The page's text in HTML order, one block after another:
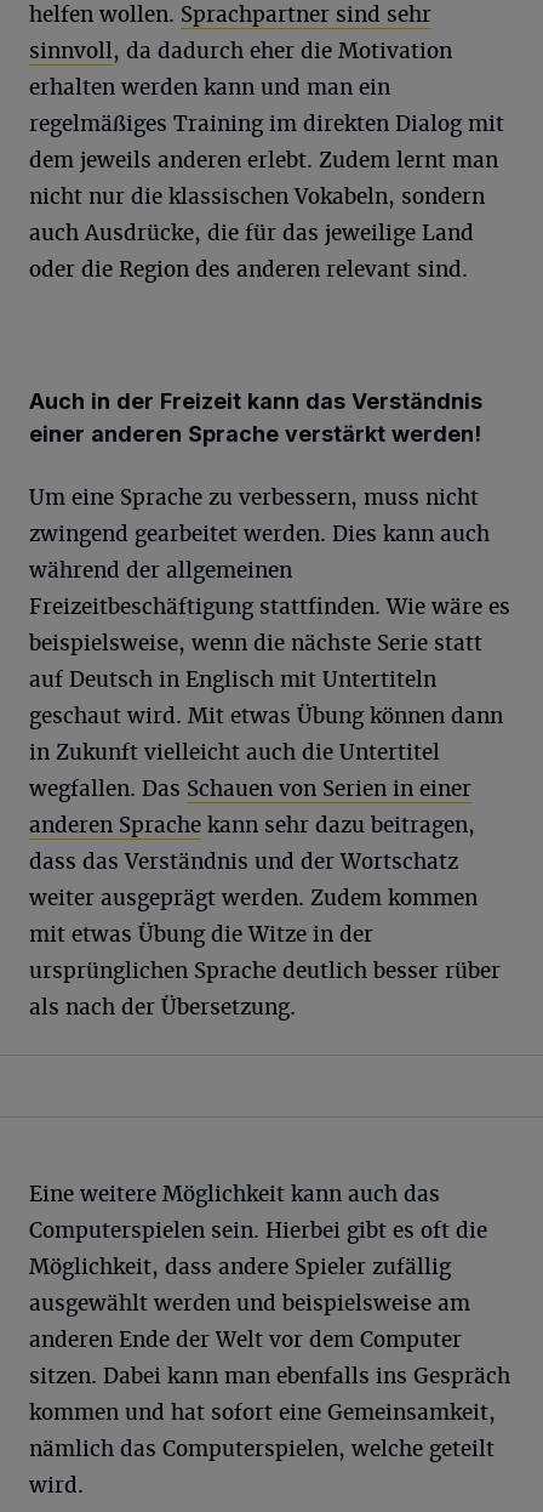
helfen wollen. Sprachpartner sind sehr
sinnvoll, da dadurch eher die Motivation
erhalten werden kann und man ein
regelmäßiges Training im direkten Dialog mit
dem jeweils anderen erlebt. Zudem lernt man
nicht nur die klassischen Vokabeln, sondern
auch Ausdrücke, die für das jeweilige Land
oder die Region des anderen relevant sind.
Auch in der Freizeit kann das Verständnis
einer anderen Sprache verstärkt werden!
Um eine Sprache zu verbessern, muss nicht
zwingend gearbeitet werden. Dies kann auch
während der allgemeinen
Freizeitbeschäftigung stattfinden. Wie wäre es
beispielsweise, wenn die nächste Serie statt
auf Deutsch in Englisch mit Untertiteln
geschaut wird. Mit etwas Übung können dann
in Zukunft vielleicht auch die Untertitel
wegfallen. Das Schauen von Serien in einer
anderen Sprache kann sehr dazu beitragen,
dass das Verständnis und der Wortschatz
weiter ausgeprägt werden. Zudem kommen
mit etwas Übung die Witze in der
ursprünglichen Sprache deutlich besser rüber
als nach der Übersetzung.
Eine weitere Möglichkeit kann auch das
Computerspielen sein. Hierbei gibt es oft die
Möglichkeit, dass andere Spieler zufällig
ausgewählt werden und beispielsweise am
anderen Ende der Welt vor dem Computer
sitzen. Dabei kann man ebenfalls ins Gespräch
kommen und hat sofort eine Gemeinsamkeit,
nämlich das Computerspielen, welche geteilt
wird.